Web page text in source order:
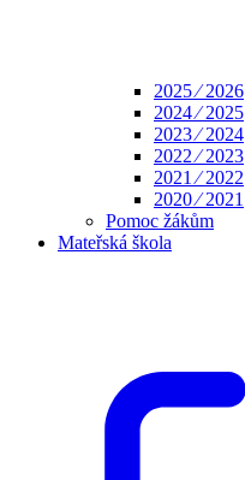
2025 ⁄ 2026
2024 ⁄ 2025
2023 ⁄ 2024
2022 ⁄ 2023
2021 ⁄ 2022
2020 ⁄ 2021
Pomoc žákům
Mateřská škola